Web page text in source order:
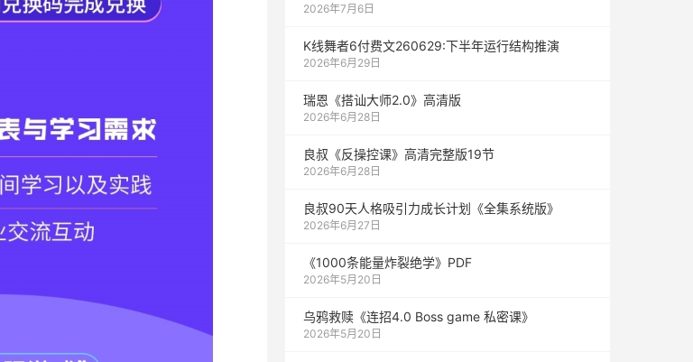
2026年7月6日
K线舞者6付费文260629:下半年运行结构推演
2026年6月29日
瑞恩《搭讪大师2.0》高清版
2026年6月28日
良叔《反操控课》高清完整版19节
2026年6月28日
良叔90天人格吸引力成长计划《全集系统版》
2026年6月27日
《1000‮能条‬‎量‮裂炸‬‎绝学》PDF
2026年5月20日
乌鸦救赎《连招4.0 Boss game 私密课》
2026年5月20日